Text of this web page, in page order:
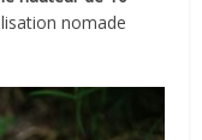
nomade